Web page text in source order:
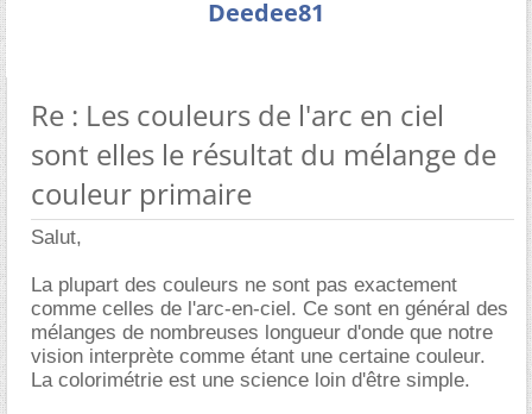
Deedee81
Re : Les couleurs de l'arc en ciel
sont elles le résultat du mélange de
couleur primaire
Salut,
La plupart des couleurs ne sont pas exactement
comme celles de l'arc-en-ciel. Ce sont en général des
mélanges de nombreuses longueur d'onde que notre
vision interprète comme étant une certaine couleur.
La colorimétrie est une science loin d'être simple.